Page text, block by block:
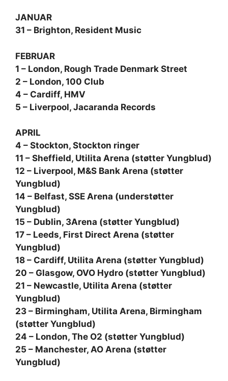
JANUAR
31 – Brighton, Resident Music
FEBRUAR
1 – London, Rough Trade Denmark Street
2 – London, 100 Club
4 – Cardiff, HMV
5 – Liverpool, Jacaranda Records
APRIL
4 – Stockton, Stockton ringer
11 – Sheffield, Utilita Arena (støtter Yungblud)
12 – Liverpool, M&S Bank Arena (støtter
Yungblud)
14 – Belfast, SSE Arena (understøtter
Yungblud)
15 – Dublin, 3Arena (støtter Yungblud)
17 – Leeds, First Direct Arena (støtter
Yungblud)
18 – Cardiff, Utilita Arena (støtter Yungblud)
20 – Glasgow, OVO Hydro (støtter Yungblud)
21 – Newcastle, Utilita Arena (støtter
Yungblud)
23 – Birmingham, Utilita Arena, Birmingham
(støtter Yungblud)
24 – London, The O2 (støtter Yungblud)
25 – Manchester, AO Arena (støtter
Yungblud)